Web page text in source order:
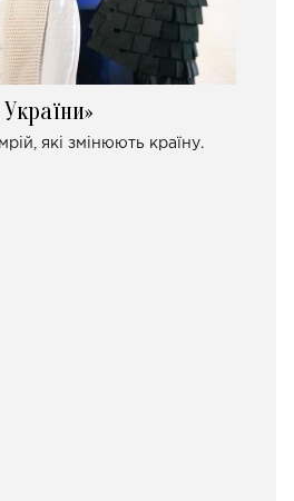
мрій, які змінюють країну.